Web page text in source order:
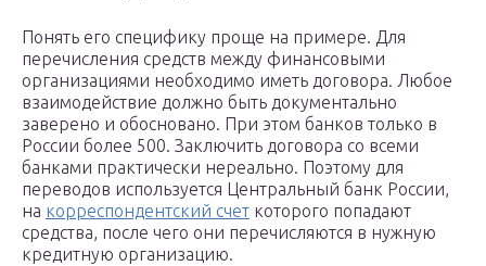
Понять его специфику проще на примере. Для
перечисления средств между финансовыми
организациями необходимо иметь договора. Любое
взаимодействие должно быть документально
заверено и обосновано. При этом банков только в
России более 500. Заключить договора со всеми
банками практически нереально. Поэтому для
переводов используется Центральный банк России,
на корреспондентский счет которого попадают
средства, после чего они перечисляются в нужную
кредитную организацию.